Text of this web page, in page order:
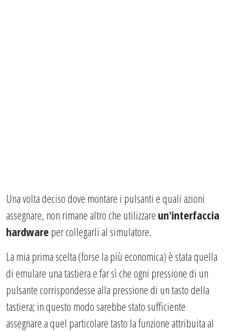
Una volta deciso dove montare i pulsanti e quali azioni
assegnare, non rimane altro che utilizzare un'interfaccia
hardware per collegarli al simulatore.
La mia prima scelta (forse la più economica) è stata quella
di emulare una tastiera e far sì che ogni pressione di un
pulsante corrispondesse alla pressione di un tasto della
tastiera; in questo modo sarebbe stato sufficiente
assegnare a quel particolare tasto la funzione attribuita al